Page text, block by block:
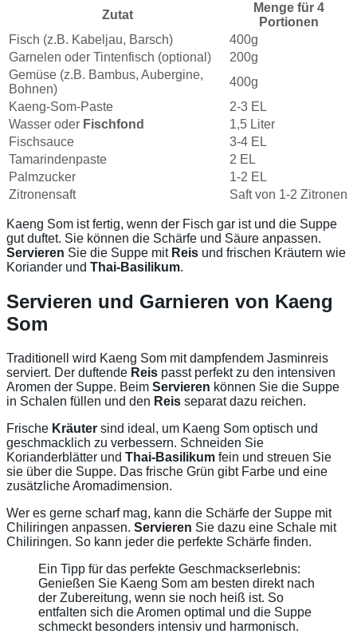
Zutat
Menge für 4
Portionen
Fisch (z.B. Kabeljau, Barsch)
400g
Garnelen oder Tintenfisch (optional)
200g
Gemüse (z.B. Bambus, Aubergine,
Bohnen)
400g
Kaeng-Som-Paste
2-3 EL
Wasser oder Fischfond
1,5 Liter
Fischsauce
3-4 EL
Tamarindenpaste
2 EL
Palmzucker
1-2 EL
Zitronensaft
Saft von 1-2 Zitronen
Kaeng Som ist fertig, wenn der Fisch gar ist und die Suppe
gut duftet. Sie können die Schärfe und Säure anpassen.
Servieren Sie die Suppe mit Reis und frischen Kräutern wie
Koriander und Thai-Basilikum.
Servieren und Garnieren von Kaeng
Som
Traditionell wird Kaeng Som mit dampfendem Jasminreis
serviert. Der duftende Reis passt perfekt zu den intensiven
Aromen der Suppe. Beim Servieren können Sie die Suppe
in Schalen füllen und den Reis separat dazu reichen.
Frische Kräuter sind ideal, um Kaeng Som optisch und
geschmacklich zu verbessern. Schneiden Sie
Korianderblätter und Thai-Basilikum fein und streuen Sie
sie über die Suppe. Das frische Grün gibt Farbe und eine
zusätzliche Aromadimension.
Wer es gerne scharf mag, kann die Schärfe der Suppe mit
Chiliringen anpassen. Servieren Sie dazu eine Schale mit
Chiliringen. So kann jeder die perfekte Schärfe finden.
Ein Tipp für das perfekte Geschmackserlebnis:
Genießen Sie Kaeng Som am besten direkt nach
der Zubereitung, wenn sie noch heiß ist. So
entfalten sich die Aromen optimal und die Suppe
schmeckt besonders intensiv und harmonisch.